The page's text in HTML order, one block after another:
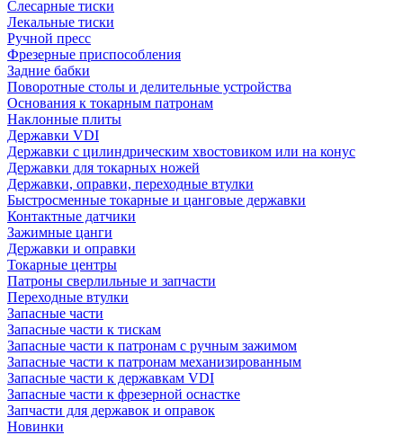
Слесарные тиски
Лекальные тиски
Ручной пресс
Фрезерные приспособления
Задние бабки
Поворотные столы и делительные устройства
Основания к токарным патронам
Наклонные плиты
Державки VDI
Державки с цилиндрическим хвостовиком или на конус
Державки для токарных ножей
Державки, оправки, переходные втулки
Быстросменные токарные и цанговые державки
Контактные датчики
Зажимные цанги
Державки и оправки
Токарные центры
Патроны сверлильные и запчасти
Переходные втулки
Запасные части
Запасные части к тискам
Запасные части к патронам с ручным зажимом
Запасные части к патронам механизированным
Запасные части к державкам VDI
Запасные части к фрезерной оснастке
Запчасти для державок и оправок
Новинки